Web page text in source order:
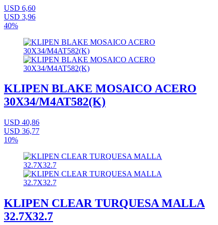
USD 6,60
USD 3,96
40%
KLIPEN BLAKE MOSAICO ACERO
30X34/M4AT582(K)
USD 40,86
USD 36,77
10%
KLIPEN CLEAR TURQUESA MALLA
32.7X32.7